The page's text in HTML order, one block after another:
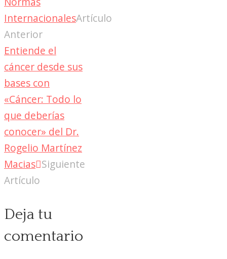
InternacionalesArtículo
Anterior
Entiende el
cáncer desde sus
bases con
«Cáncer: Todo lo
que deberías
conocer» del Dr.
Rogelio Martínez
Macias Siguiente
Artículo
Deja tu
comentario